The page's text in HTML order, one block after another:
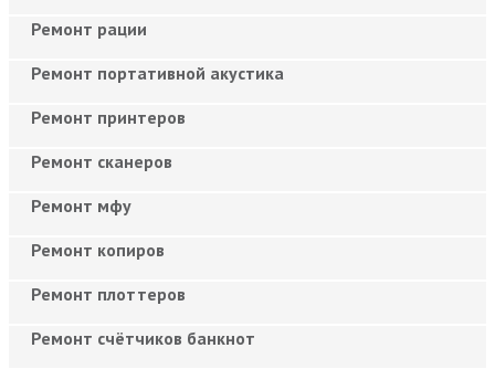
Ремонт рации
Ремонт портативной акустика
Ремонт принтеров
Ремонт сканеров
Ремонт мфу
Ремонт копиров
Ремонт плоттеров
Ремонт счётчиков банкнот